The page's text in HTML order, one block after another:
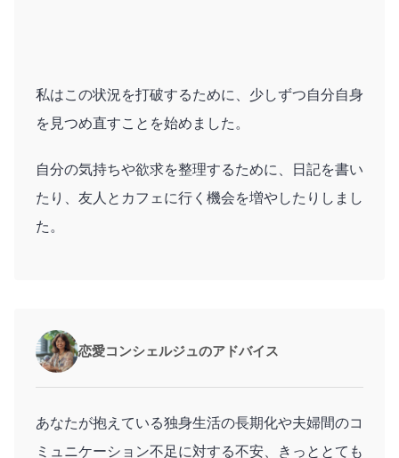
私はこの状況を打破するために、少しずつ自分自身
を見つめ直すことを始めました。
自分の気持ちや欲求を整理するために、日記を書い
たり、友人とカフェに行く機会を増やしたりしまし
た。
恋愛コンシェルジュのアドバイス
あなたが抱えている独身生活の長期化や夫婦間のコ
ミュニケーション不足に対する不安、きっととても